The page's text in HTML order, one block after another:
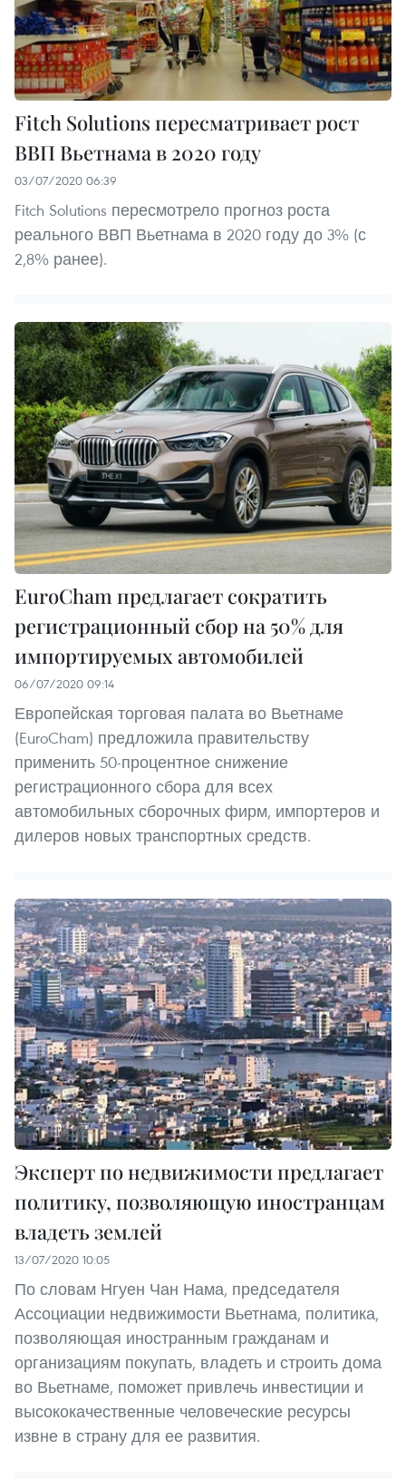
Fitch Solutions пересматривает рост
ВВП Вьетнама в 2020 году
03/07/2020 06:39
Fitch Solutions пересмотрело прогноз роста
реального ВВП Вьетнама в 2020 году до 3% (с
2,8% ранее).
EuroCham предлагает сократить
регистрационный сбор на 50% для
импортируемых автомобилей
06/07/2020 09:14
Европейская торговая палата во Вьетнаме
(EuroCham) предложила правительству
применить 50-процентное снижение
регистрационного сбора для всех
автомобильных сборочных фирм, импортеров и
дилеров новых транспортных средств.
Эксперт по недвижимости предлагает
политику, позволяющую иностранцам
владеть землей
13/07/2020 10:05
По словам Нгуен Чан Нама, председателя
Ассоциации недвижимости Вьетнама, политика,
позволяющая иностранным гражданам и
организациям покупать, владеть и строить дома
во Вьетнаме, поможет привлечь инвестиции и
высококачественные человеческие ресурсы
извне в страну для ее развития.